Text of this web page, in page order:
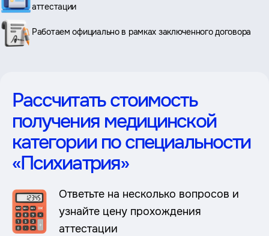
аттестации
Работаем официально в рамках заключенного договора
Рассчитать стоимость
получения медицинской
категории по специальности
«Психиатрия»
Ответьте на несколько вопросов и
узнайте цену прохождения
аттестации